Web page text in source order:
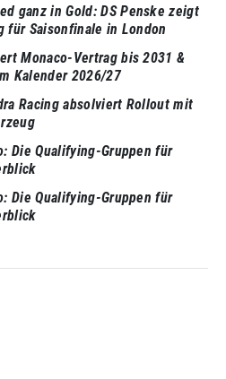
ganz in Gold: DS Penske zeigt
für Saisonfinale in London
Monaco-Vertrag bis 2031 &
Kalender 2026/27
Racing absolviert Rollout mit
Die Qualifying-Gruppen für
Die Qualifying-Gruppen für